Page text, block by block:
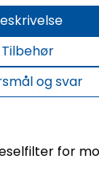
Tilbehør
og svar
for